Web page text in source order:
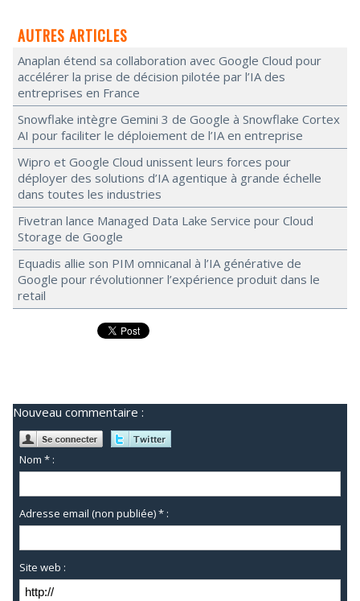
AUTRES ARTICLES
Anaplan étend sa collaboration avec Google Cloud pour
accélérer la prise de décision pilotée par l’IA des
entreprises en France
Snowflake intègre Gemini 3 de Google à Snowflake Cortex
AI pour faciliter le déploiement de l’IA en entreprise
Wipro et Google Cloud unissent leurs forces pour
déployer des solutions d’IA agentique à grande échelle
dans toutes les industries
Fivetran lance Managed Data Lake Service pour Cloud
Storage de Google
Equadis allie son PIM omnicanal à l’IA générative de
Google pour révolutionner l’expérience produit dans le
retail
Nouveau commentaire :
Nom * :
Adresse email (non publiée) * :
Site web :